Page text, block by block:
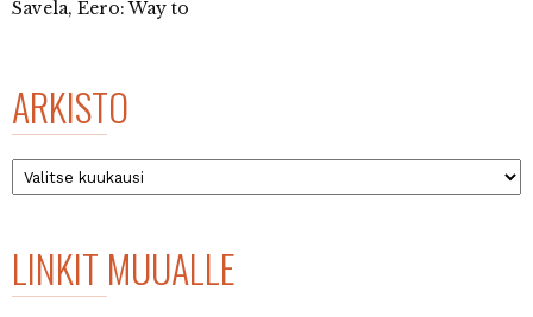
Savela, Eero: Way to
ARKISTO
Arkisto
LINKIT MUUALLE